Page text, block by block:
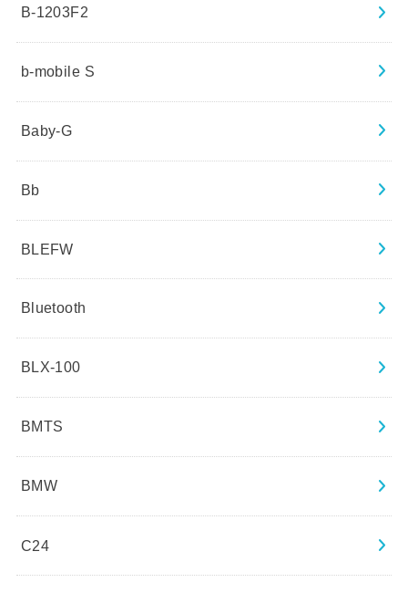
B-1203F2
b-mobile S
Baby-G
Bb
BLEFW
Bluetooth
BLX-100
BMTS
BMW
C24